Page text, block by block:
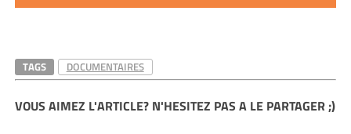
TAGS DOCUMENTAIRES
VOUS AIMEZ L'ARTICLE? N'HESITEZ PAS A LE PARTAGER ;)